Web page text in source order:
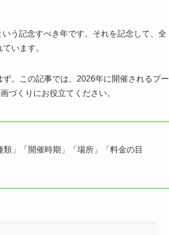
う記念すべき年です。それを記念して、全
います。
。この記事では、2026年に開催されるプー
づくりにお役立てください。
」「開催時期」「場所」「料金の目